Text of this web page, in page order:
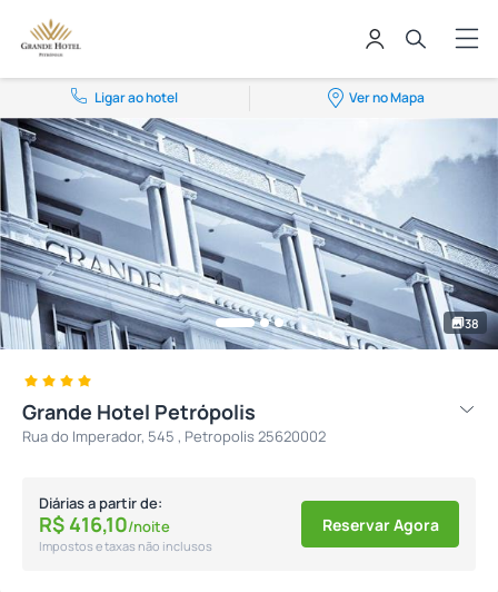
Ligar ao hotel Ver no Mapa
38
Grande Hotel Petrópolis
Rua do Imperador, 545 , Petropolis 25620002
Diárias a partir de:
R$ 416,10/noite
Impostos e taxas não inclusos
Reservar Agora